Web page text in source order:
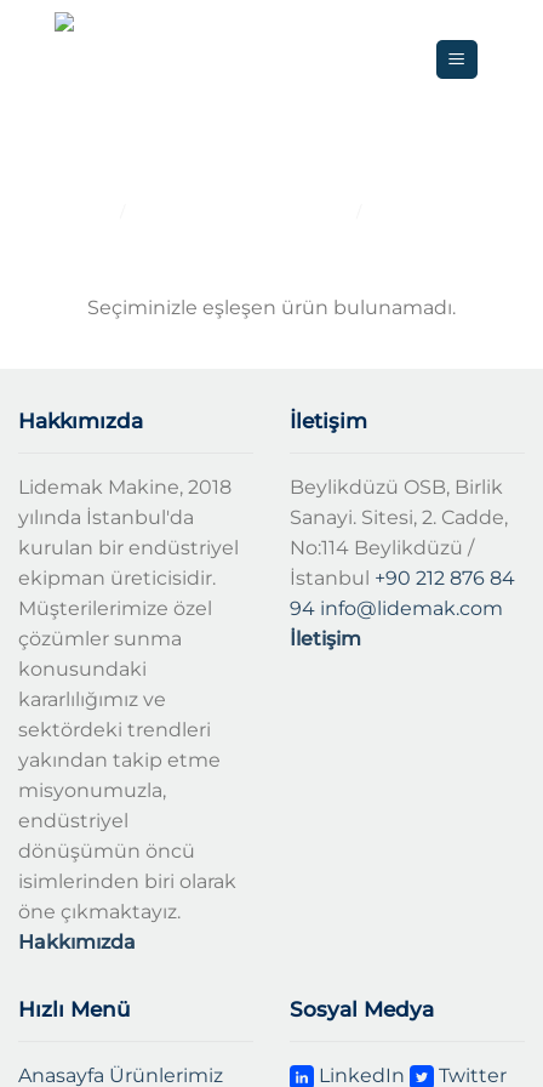
İçeriğe
Seçiminizle eşleşen ürün bulunamadı.
Hakkımızda
Lidemak Makine, 2018
yılında İstanbul'da
kurulan bir endüstriyel
ekipman üreticisidir.
Müşterilerimize özel
çözümler sunma
konusundaki
kararlılığımız ve
sektördeki trendleri
yakından takip etme
misyonumuzla,
endüstriyel
dönüşümün öncü
isimlerinden biri olarak
öne çıkmaktayız.
Hakkımızda
İletişim
Beylikdüzü OSB, Birlik
Sanayi. Sitesi, 2. Cadde,
No:114 Beylikdüzü /
İstanbul +90 212 876 84
94 info@lidemak.com
İletişim
Hızlı Menü
Anasayfa Ürünlerimiz
Sosyal Medya
LinkedIn Twitter